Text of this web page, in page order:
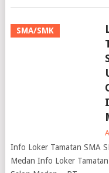
Info Loker Tamatan SMA
Medan Info Loker Tamatan
Salon Medan – PT